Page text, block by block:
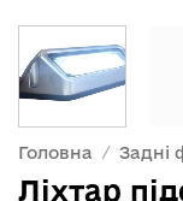
Головна / Задні
Ліхтар